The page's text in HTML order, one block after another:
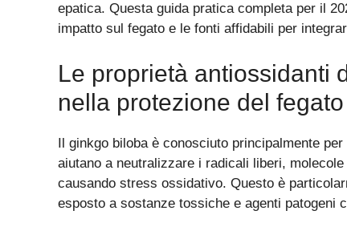
epatica. Questa guida pratica completa per il
impatto sul fegato e le fonti affidabili per
Le proprietà antiossidanti
nella protezione del fegato
Il ginkgo biloba è conosciuto principalmente
aiutano a neutralizzare i radicali liberi,
causando stress ossidativo. Questo è
esposto a sostanze tossiche e agenti patogeni